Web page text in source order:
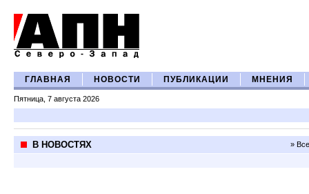
ГЛАВНАЯ НОВОСТИ ПУБЛИКАЦИИ МНЕНИЯ
Пятница, 7 августа 2026
В НОВОСТЯХ »